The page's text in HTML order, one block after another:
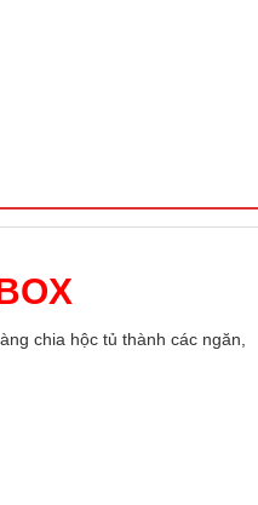
chia hộc tủ thành các ngăn,